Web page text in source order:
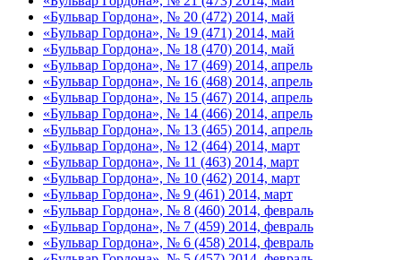
«Бульвар Гордона», № 20 (472) 2014, май
«Бульвар Гордона», № 19 (471) 2014, май
«Бульвар Гордона», № 18 (470) 2014, май
«Бульвар Гордона», № 17 (469) 2014, апрель
«Бульвар Гордона», № 16 (468) 2014, апрель
«Бульвар Гордона», № 15 (467) 2014, апрель
«Бульвар Гордона», № 14 (466) 2014, апрель
«Бульвар Гордона», № 13 (465) 2014, апрель
«Бульвар Гордона», № 12 (464) 2014, март
«Бульвар Гордона», № 11 (463) 2014, март
«Бульвар Гордона», № 10 (462) 2014, март
«Бульвар Гордона», № 9 (461) 2014, март
«Бульвар Гордона», № 8 (460) 2014, февраль
«Бульвар Гордона», № 7 (459) 2014, февраль
«Бульвар Гордона», № 6 (458) 2014, февраль